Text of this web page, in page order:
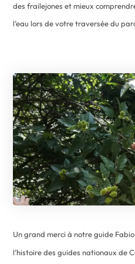
des frailejones et mieux
l’eau lors de votre traversée du
Un grand merci à notre guide
l’histoire des guides nationaux de